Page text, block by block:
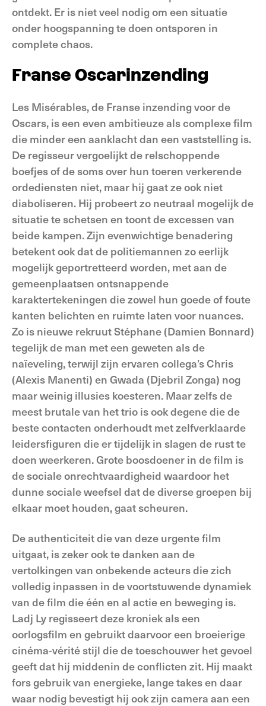
ontdekt. Er is niet veel nodig om een situatie
onder hoogspanning te doen ontsporen in
complete chaos.
Franse Oscarinzending
Les Misérables, de Franse inzending voor de
Oscars, is een even ambitieuze als complexe film
die minder een aanklacht dan een vaststelling is.
De regisseur vergoelijkt de relschoppende
boefjes of de soms over hun toeren verkerende
ordediensten niet, maar hij gaat ze ook niet
diaboliseren. Hij probeert zo neutraal mogelijk de
situatie te schetsen en toont de excessen van
beide kampen. Zijn evenwichtige benadering
betekent ook dat de politiemannen zo eerlijk
mogelijk geportretteerd worden, met aan de
gemeenplaatsen ontsnappende
karaktertekeningen die zowel hun goede of foute
kanten belichten en ruimte laten voor nuances.
Zo is nieuwe rekruut Stéphane (Damien Bonnard)
tegelijk de man met een geweten als de
naïeveling, terwijl zijn ervaren collega’s Chris
(Alexis Manenti) en Gwada (Djebril Zonga) nog
maar weinig illusies koesteren. Maar zelfs de
meest brutale van het trio is ook degene die de
beste contacten onderhoudt met zelfverklaarde
leidersfiguren die er tijdelijk in slagen de rust te
doen weerkeren. Grote boosdoener in de film is
de sociale onrechtvaardigheid waardoor het
dunne sociale weefsel dat de diverse groepen bij
elkaar moet houden, gaat scheuren.
De authenticiteit die van deze urgente film
uitgaat, is zeker ook te danken aan de
vertolkingen van onbekende acteurs die zich
volledig inpassen in de voortstuwende dynamiek
van de film die één en al actie en beweging is.
Ladj Ly regisseert deze kroniek als een
oorlogsfilm en gebruikt daarvoor een broeierige
cinéma-vérité stijl die de toeschouwer het gevoel
geeft dat hij middenin de conflicten zit. Hij maakt
fors gebruik van energieke, lange takes en daar
waar nodig bevestigt hij ook zijn camera aan een